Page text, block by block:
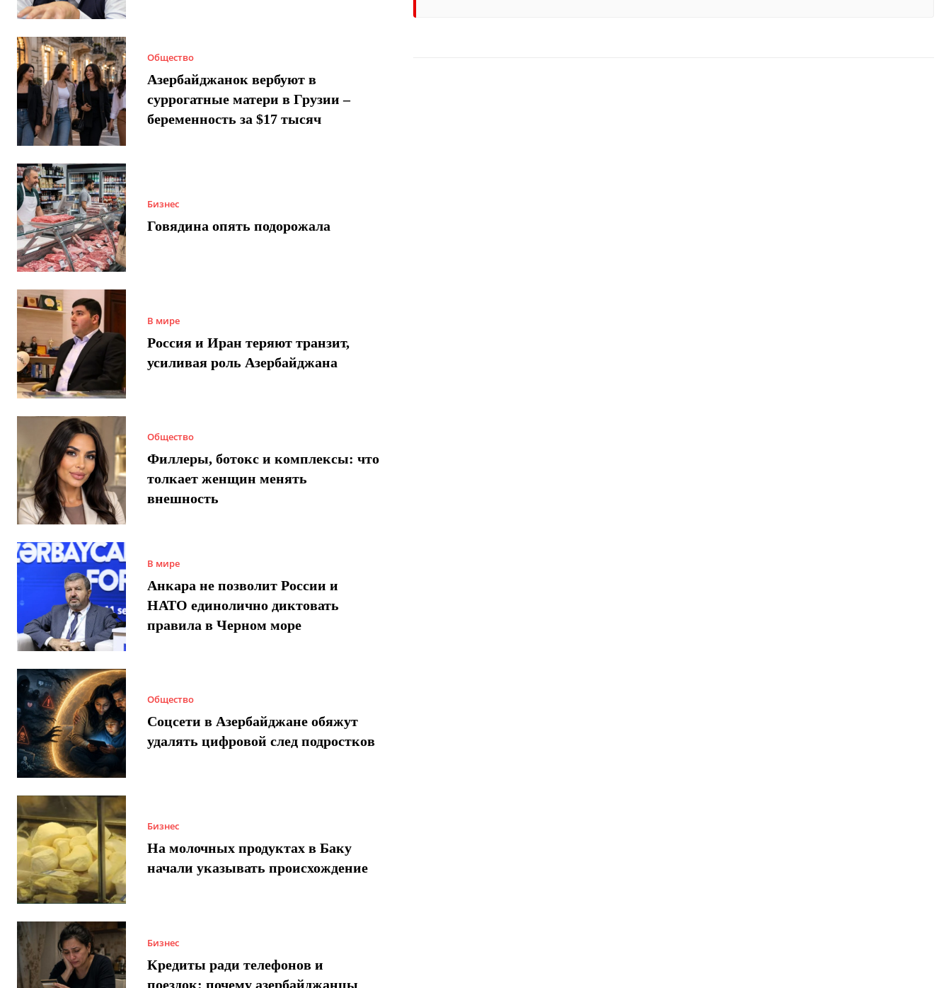
Общество
Азербайджанок вербуют в
суррогатные матери в Грузии –
беременность за $17 тысяч
Бизнес
Говядина опять подорожала
В мире
Россия и Иран теряют транзит,
усиливая роль Азербайджана
Общество
Филлеры, ботокс и комплексы: что
толкает женщин менять
внешность
В мире
Анкара не позволит России и
НАТО единолично диктовать
правила в Черном море
Общество
Соцсети в Азербайджане обяжут
удалять цифровой след подростков
Бизнес
На молочных продуктах в Баку
начали указывать происхождение
Бизнес
Кредиты ради телефонов и
поездок: почему азербайджанцы